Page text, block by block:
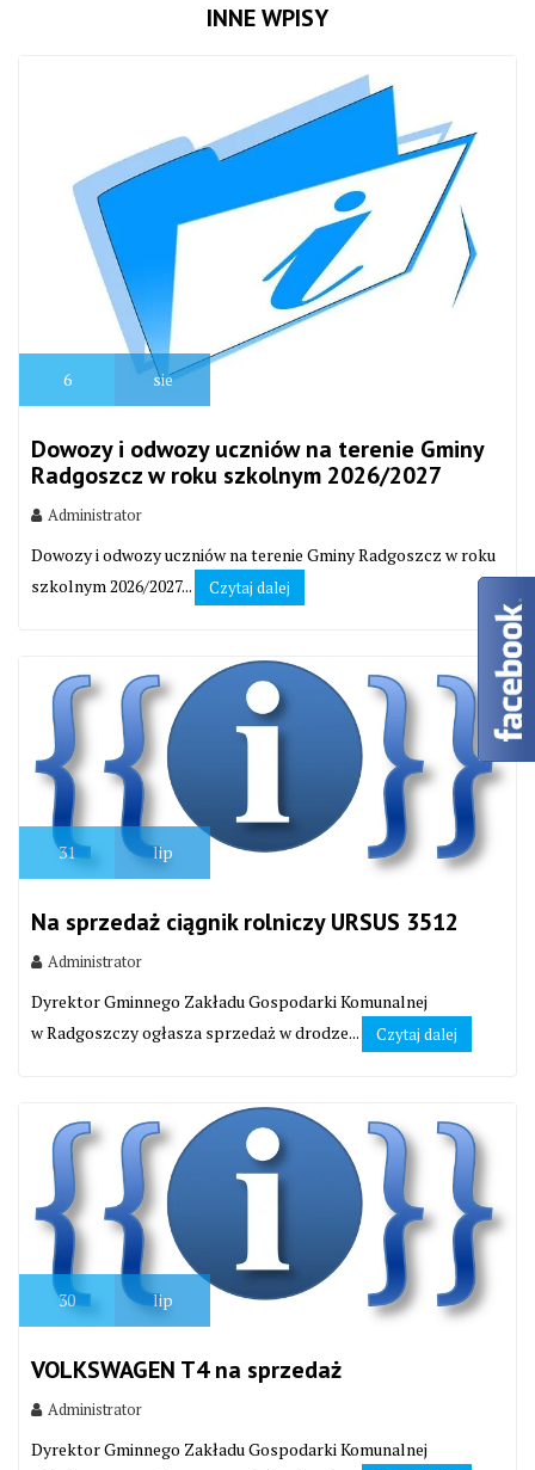
INNE WPISY
6 sie
Dowozy i odwozy uczniów na terenie Gminy
Radgoszcz w roku szkolnym 2026/2027
Administrator
Dowozy i odwozy uczniów na terenie Gminy Radgoszcz w roku
szkolnym 2026/2027...
Czytaj dalej
31 lip
Na sprzedaż ciągnik rolniczy URSUS 3512
Administrator
Dyrektor Gminnego Zakładu Gospodarki Komunalnej
w Radgoszczy ogłasza sprzedaż w drodze...
Czytaj dalej
30 lip
VOLKSWAGEN T4 na sprzedaż
Administrator
Dyrektor Gminnego Zakładu Gospodarki Komunalnej